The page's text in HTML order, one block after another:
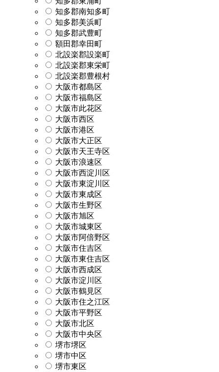
知多郡南知多町
知多郡美浜町
知多郡武豊町
額田郡幸田町
北設楽郡設楽町
北設楽郡東栄町
北設楽郡豊根村
大阪市都島区
大阪市福島区
大阪市此花区
大阪市西区
大阪市港区
大阪市大正区
大阪市天王寺区
大阪市浪速区
大阪市西淀川区
大阪市東淀川区
大阪市東成区
大阪市生野区
大阪市旭区
大阪市城東区
大阪市阿倍野区
大阪市住吉区
大阪市東住吉区
大阪市西成区
大阪市淀川区
大阪市鶴見区
大阪市住之江区
大阪市平野区
大阪市北区
大阪市中央区
堺市堺区
堺市中区
堺市東区